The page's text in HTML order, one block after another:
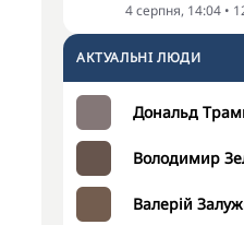
4 серпня, 14:04 •
АКТУАЛЬНI ЛЮДИ
Дональд
Володимир
Валерій